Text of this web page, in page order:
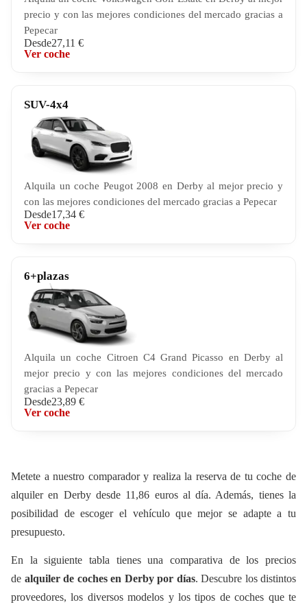
precio y con las mejores condiciones del mercado gracias a
Pepecar
Desde27,11 €
Ver coche
SUV-4x4
Alquila un coche Peugot 2008 en Derby al mejor precio y
con las mejores condiciones del mercado gracias a Pepecar
Desde17,34 €
Ver coche
6+plazas
Alquila un coche Citroen C4 Grand Picasso en Derby al
mejor precio y con las mejores condiciones del mercado
gracias a Pepecar
Desde23,89 €
Ver coche
Metete a nuestro comparador y realiza la reserva de tu coche de
alquiler en Derby desde 11,86 euros al día. Además, tienes la
posibilidad de escoger el vehículo que mejor se adapte a tu
presupuesto.
En la siguiente tabla tienes una comparativa de los precios
de alquiler de coches en Derbypor días. Descubre los distintos
proveedores, los diversos modelos y los tipos de coches que te